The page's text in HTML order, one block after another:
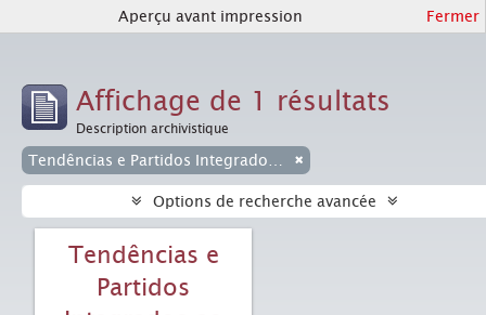
Aperçu avant impression Fermer
Affichage de 1 résultats
Description archivistique
Options de recherche avancée
Tendências e
Partidos